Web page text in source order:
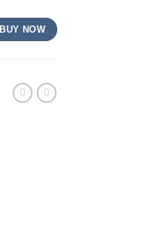
BUY NOW